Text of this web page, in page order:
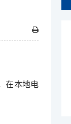
在本地电